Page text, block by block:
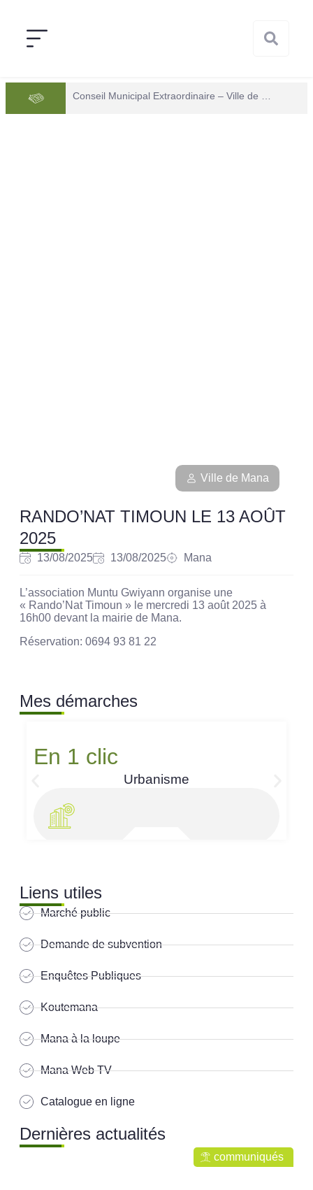
Ville de Mana
RANDO’NAT TIMOUN LE 13 AOÛT
2025
13/08/2025 13/08/2025 Mana
L’association Muntu Gwiyann organise une
« Rando’Nat Timoun » le mercredi 13 août 2025 à
16h00 devant la mairie de Mana.
Réservation: 0694 93 81 22
Mes démarches
En 1 clic
Urbanisme
Liens utiles
Marché public
Demande de subvention
Enquêtes Publiques
Koutemana
Mana à la loupe
Mana Web TV
Catalogue en ligne
Dernières actualités
communiqués